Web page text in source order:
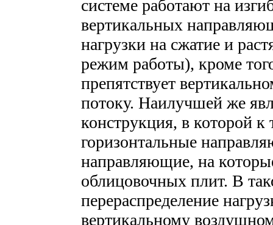
системе работают на
вертикальных
нагрузки на сжатие и
режим работы), кроме
препятствует
потоку. Наилучшей же
конструкция, в которой к
горизонтальные
направляющие, на
облицовочных плит. В
перераспределение
вертикальному